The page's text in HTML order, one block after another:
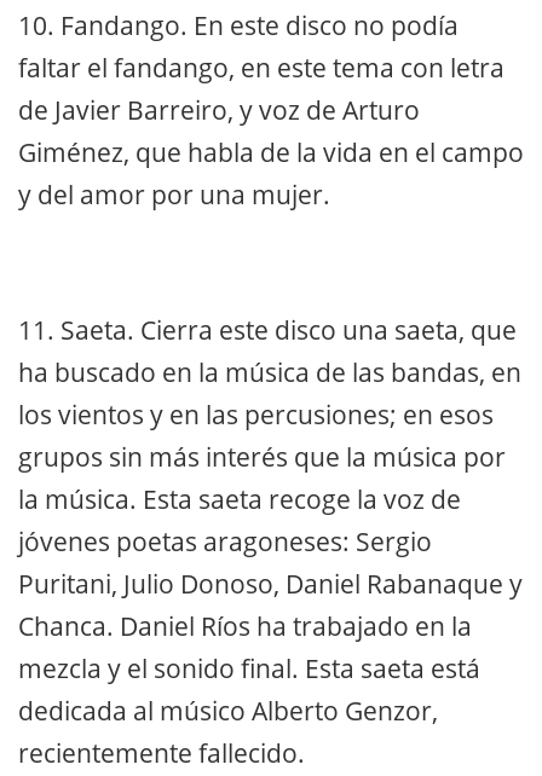
10. Fandango. En este disco no podía
faltar el fandango, en este tema con letra
de Javier Barreiro, y voz de Arturo
Giménez, que habla de la vida en el campo
y del amor por una mujer.
11. Saeta. Cierra este disco una saeta, que
ha buscado en la música de las bandas, en
los vientos y en las percusiones; en esos
grupos sin más interés que la música por
la música. Esta saeta recoge la voz de
jóvenes poetas aragoneses: Sergio
Puritani, Julio Donoso, Daniel Rabanaque y
Chanca. Daniel Ríos ha trabajado en la
mezcla y el sonido final. Esta saeta está
dedicada al músico Alberto Genzor,
recientemente fallecido.